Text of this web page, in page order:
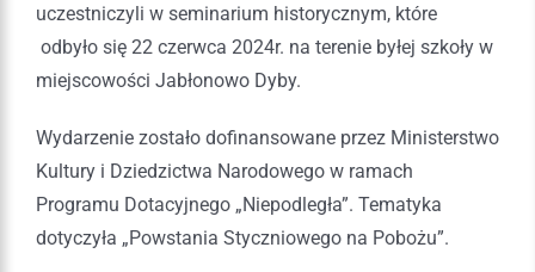
uczestniczyli w seminarium historycznym, które
odbyło się 22 czerwca 2024r. na terenie byłej szkoły w
miejscowości Jabłonowo Dyby.
Wydarzenie zostało dofinansowane przez Ministerstwo
Kultury i Dziedzictwa Narodowego w ramach
Programu Dotacyjnego „Niepodległa”. Tematyka
dotyczyła „Powstania Styczniowego na Pobożu”.